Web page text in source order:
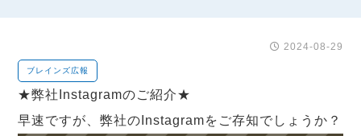
2024-08-29
ブレインズ広報
★弊社Instagramのご紹介★
早速ですが、弊社のInstagramをご存知でしょうか？